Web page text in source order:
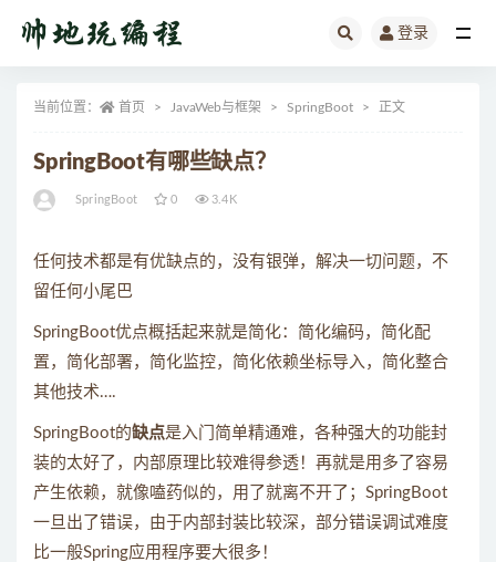
登录
当前位置： 首页 JavaWeb与框架 SpringBoot 正文
SpringBoot有哪些缺点？
SpringBoot 0 3.4K
任何技术都是有优缺点的，没有银弹，解决一切问题，不
留任何小尾巴
SpringBoot优点概括起来就是简化：简化编码，简化配
置，简化部署，简化监控，简化依赖坐标导入，简化整合
其他技术….
SpringBoot的缺点是入门简单精通难，各种强大的功能封
装的太好了，内部原理比较难得参透！再就是用多了容易
产生依赖，就像嗑药似的，用了就离不开了；SpringBoot
一旦出了错误，由于内部封装比较深，部分错误调试难度
比一般Spring应用程序要大很多！